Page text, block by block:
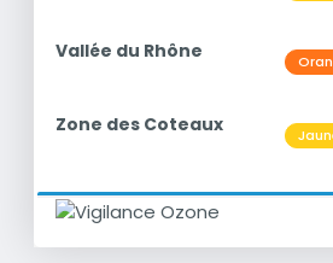
titre
Vallée du Rhône Niveau
titre
Zone des Coteaux Niveau